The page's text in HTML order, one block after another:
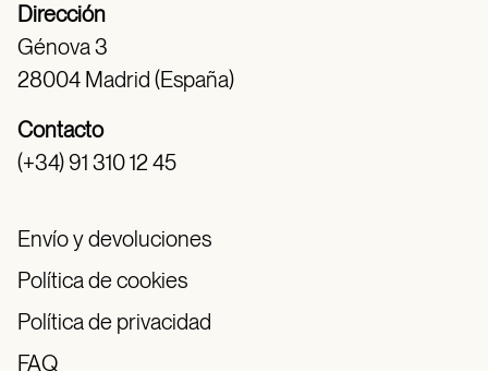
Dirección
Génova 3
28004 Madrid (España)
Contacto
(+34) 91 310 12 45
Envío y devoluciones
Política de cookies
Política de privacidad
FAQ